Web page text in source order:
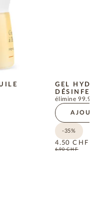
GEL
élimine
-35%
4.50 CHF
6.90CHF